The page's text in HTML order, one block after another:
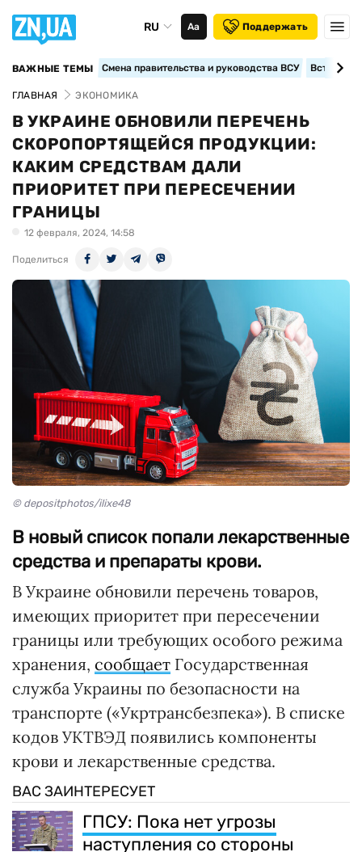
RU Аа Поддержать
ВАЖНЫЕ ТЕМЫ Смена правительства и руководства ВСУ
ГЛАВНАЯ ЭКОНОМИКА
В УКРАИНЕ ОБНОВИЛИ ПЕРЕЧЕНЬ
СКОРОПОРТЯЩЕЙСЯ ПРОДУКЦИИ:
КАКИМ СРЕДСТВАМ ДАЛИ
ПРИОРИТЕТ ПРИ ПЕРЕСЕЧЕНИИ
ГРАНИЦЫ
12 февраля, 2024, 14:58
Поделиться
© depositphotos/ilixe48
В новый список попали лекарственные
средства и препараты крови.
В Украине обновили перечень товаров,
имеющих приоритет при пересечении
границы или требующих особого режима
хранения, сообщает Государственная
служба Украины по безопасности на
транспорте («Укртрансбезпека»). В списке
кодов УКТВЭД появились компоненты
крови и лекарственные средства.
ВАС ЗАИНТЕРЕСУЕТ
ГПСУ: Пока нет угрозы
наступления со стороны